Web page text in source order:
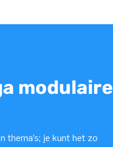
modulaire
thema’s; je kunt het zo